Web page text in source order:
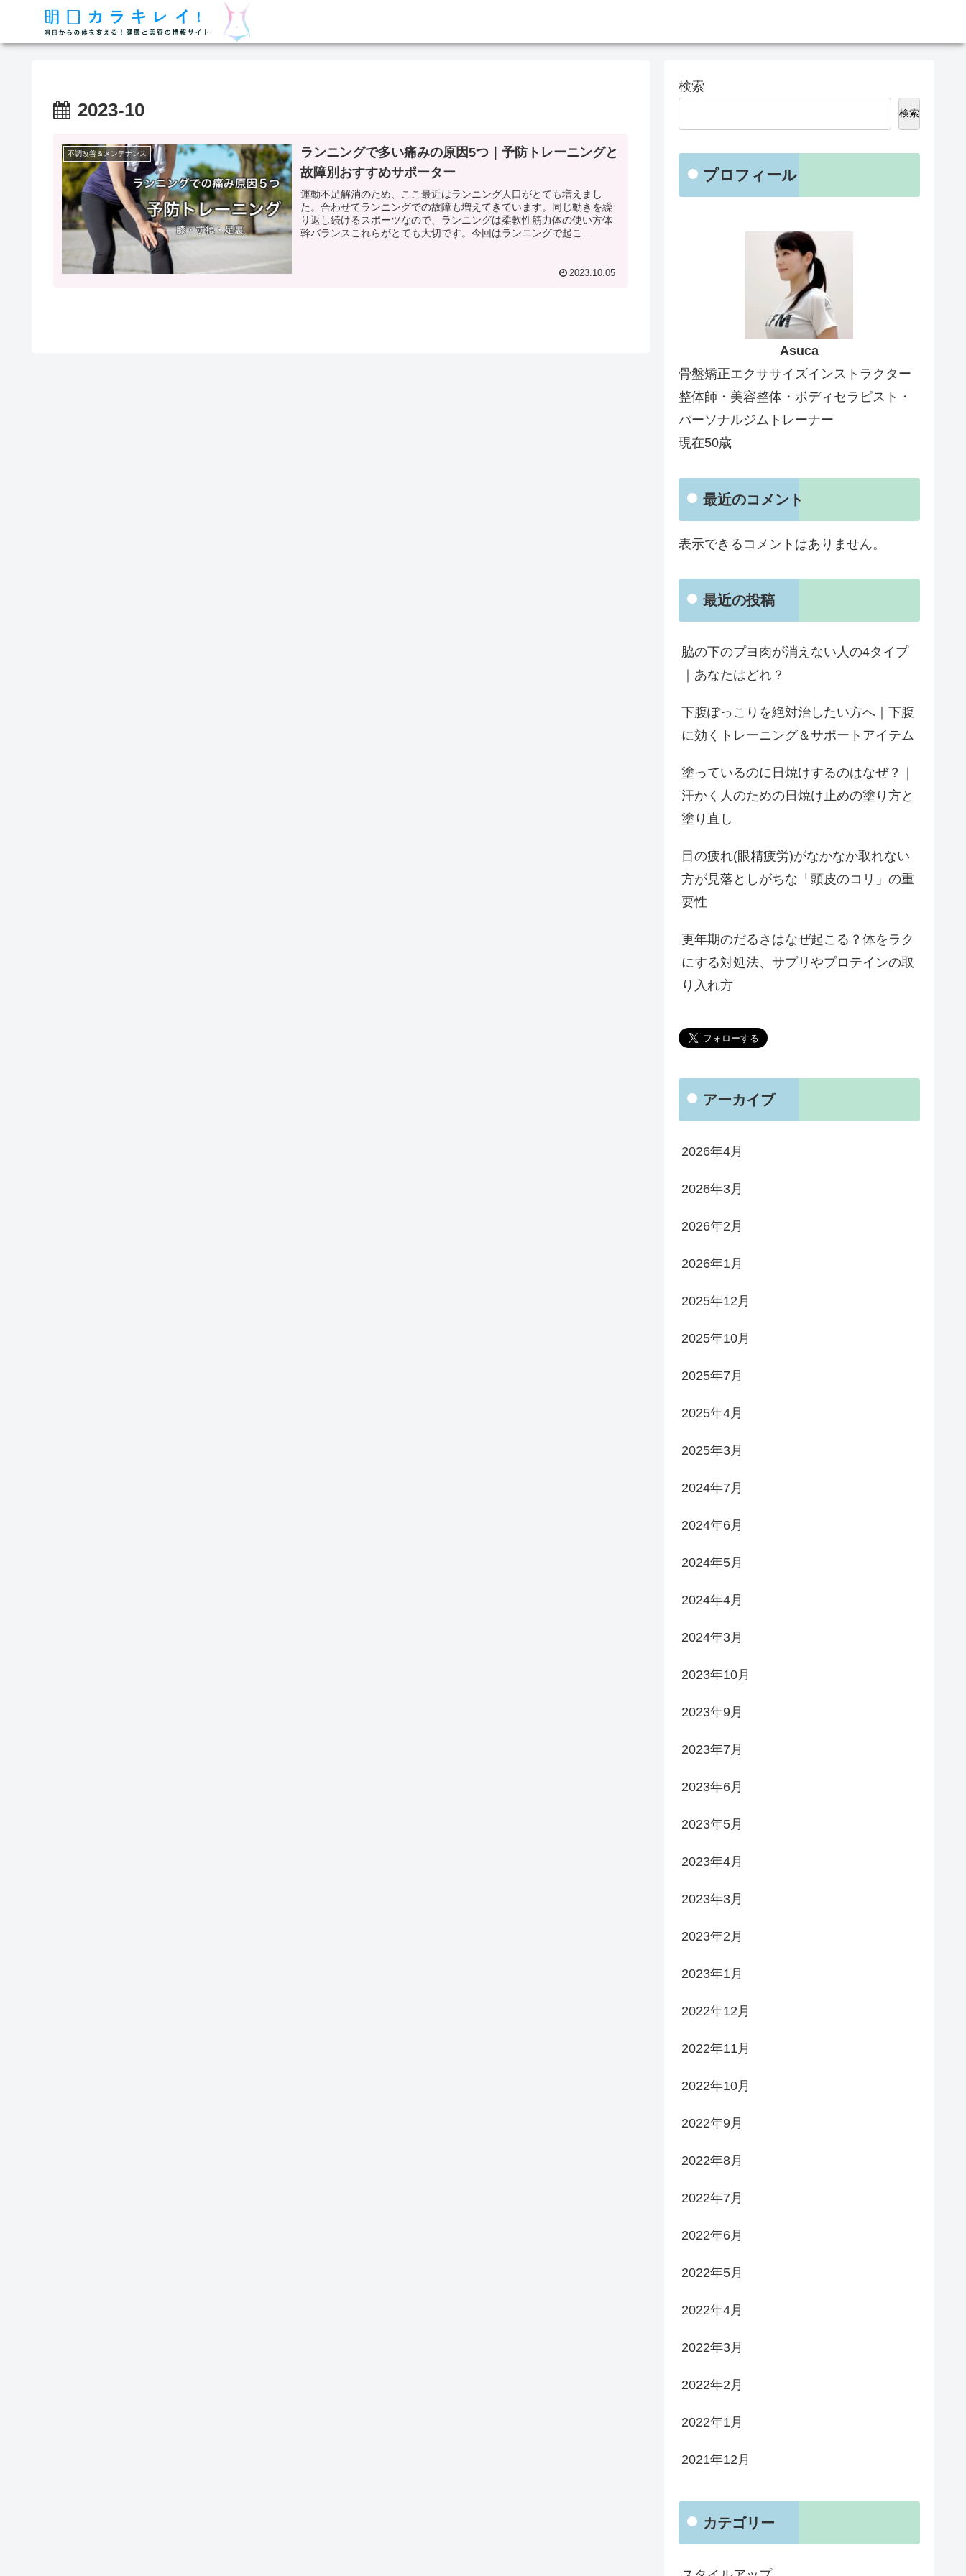
2023-10
不調改善＆メンテナンス
ランニングで多い痛みの原因5つ｜予防トレーニングと
故障別おすすめサポーター
運動不足解消のため、ここ最近はランニング人口がとても増えまし
た。合わせてランニングでの故障も増えてきています。同じ動きを繰
り返し続けるスポーツなので、ランニングは柔軟性筋力体の使い方体
幹バランスこれらがとても大切です。今回はランニングで起こ...
2023.10.05
検索
検索
プロフィール
Asuca
骨盤矯正エクササイズインストラクター
整体師・美容整体・ボディセラピスト・
パーソナルジムトレーナー
現在50歳
最近のコメント
表示できるコメントはありません。
最近の投稿
脇の下のプヨ肉が消えない人の4タイプ
｜あなたはどれ？
下腹ぽっこりを絶対治したい方へ｜下腹
に効くトレーニング＆サポートアイテム
塗っているのに日焼けするのはなぜ？｜
汗かく人のための日焼け止めの塗り方と
塗り直し
目の疲れ(眼精疲労)がなかなか取れない
方が見落としがちな「頭皮のコリ」の重
要性
更年期のだるさはなぜ起こる？体をラク
にする対処法、サプリやプロテインの取
り入れ方
アーカイブ
2026年4月
2026年3月
2026年2月
2026年1月
2025年12月
2025年10月
2025年7月
2025年4月
2025年3月
2024年7月
2024年6月
2024年5月
2024年4月
2024年3月
2023年10月
2023年9月
2023年7月
2023年6月
2023年5月
2023年4月
2023年3月
2023年2月
2023年1月
2022年12月
2022年11月
2022年10月
2022年9月
2022年8月
2022年7月
2022年6月
2022年5月
2022年4月
2022年3月
2022年2月
2022年1月
2021年12月
カテゴリー